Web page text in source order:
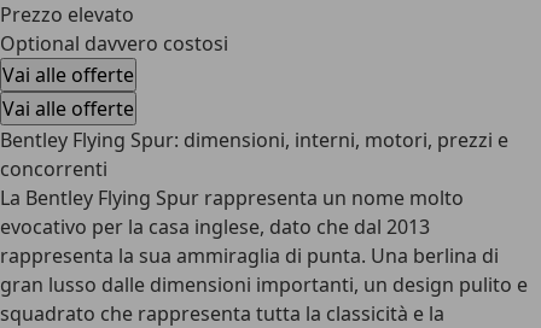
Prezzo elevato
Optional davvero costosi
Vai alle offerte
Vai alle offerte
Bentley Flying Spur: dimensioni, interni, motori, prezzi e
concorrenti
La Bentley Flying Spur rappresenta un nome molto
evocativo per la casa inglese, dato che dal 2013
rappresenta la sua ammiraglia di punta. Una berlina di
gran lusso dalle dimensioni importanti, un design pulito e
squadrato che rappresenta tutta la classicità e la